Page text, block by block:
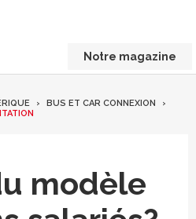
Notre magazine
BUS ET CAR CONNEXION
modèle